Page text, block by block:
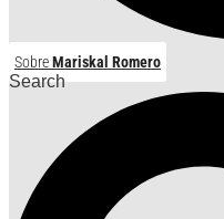
SobreMariskal Romero
Search